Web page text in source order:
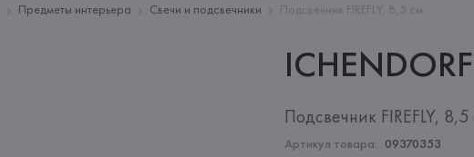
Предметы интерьера Свечи и подсвечники Подсвечник FIREFLY, 8,5 см
ICHENDORF
Подсвечник FIREFLY,
Артикул товара: 09370353